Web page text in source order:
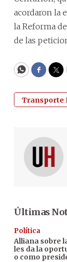
acordaron la
la Reforma
de las
WhatsApp
Transporte
Últimas
Política
Alliana sobre
les da la
o como